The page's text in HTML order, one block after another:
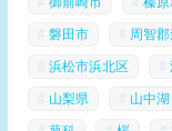
磐田市 周智
浜松市浜北区
山梨県 山中湖